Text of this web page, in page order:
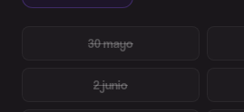
30 mayo
2 junio